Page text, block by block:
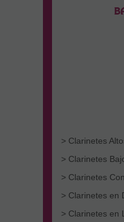
> Clarinetes
> Clarinetes
> Clarinetes
> Clarinetes en
> Clarinetes en